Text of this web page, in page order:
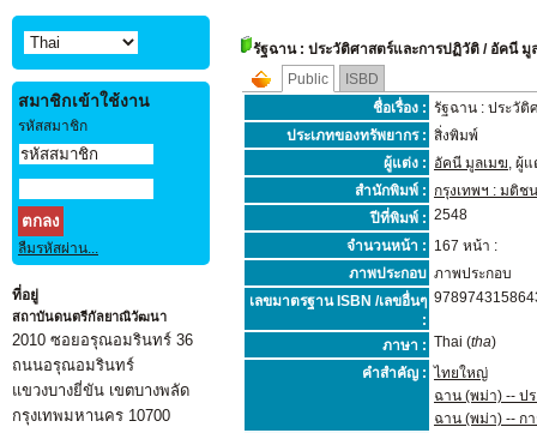
รัฐฉาน : ประวัติศาสตร์และการปฏิวัติ / อัคนี มู
Public
ISBD
ชื่อเรื่อง : รัฐฉาน : ประวัติ
ประเภทของทรัพยากร : สิ่งพิมพ์
ผู้แต่ง : อัคนี มูลเมฆ, ผู้แ
สำนักพิมพ์ : กรุงเทพฯ : มติชน
ปีที่พิมพ์ : 2548
จำนวนหน้า : 167 หน้า :
ภาพประกอบ ภาพประกอบ
เลขมาตรฐาน ISBN /เลขอื่นๆ
:
ภาษา : Thai (tha)
คำสำคัญ : ไทยใหญ่
ฉาน (พม่า) -- ป
ฉาน (พม่า) -- ก
สมาชิกเข้าใช้งาน
รหัสสมาชิก
ลืมรหัสผ่าน...
ที่อยู่
สถาบันดนตรีกัลยาณิวัฒนา
2010 ซอยอรุณอมรินทร์ 36
ถนนอรุณอมรินทร์
แขวงบางยี่ขัน เขตบางพลัด
กรุงเทพมหานคร 10700